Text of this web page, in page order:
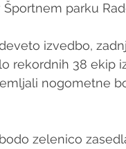
parku
izvedbo,
rekordnih 38 ekip
nogometne
zelenico